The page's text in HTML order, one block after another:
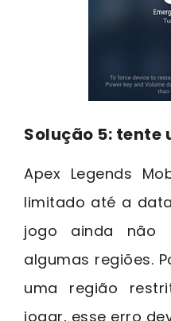
Solução 5: tente
Apex Legends
limitado até a
jogo ainda não
algumas regiões.
uma região
jogar, esse erro